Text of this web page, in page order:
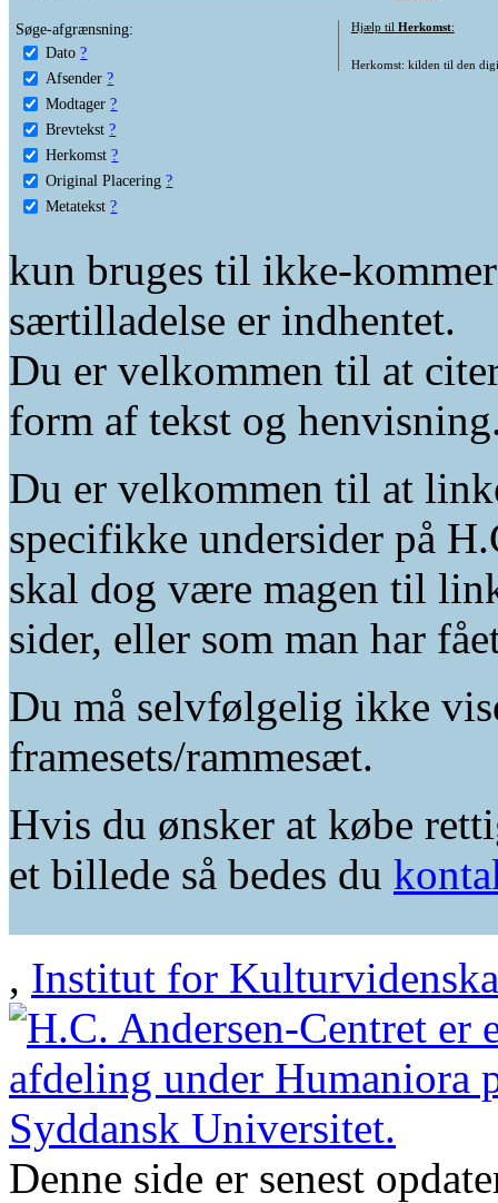
Søge-afgrænsning:
Dato ?
Afsender ?
Modtager ?
Brevtekst ?
Herkomst ?
Original Placering ?
Metatekst ?
Hjælp til Herkomst:
Herkomst: kilden til den
kun bruges til ikke-
særtilladelse er indhentet.
Du er velkommen til at
form af tekst og
Du er velkommen til at
specifikke undersider på
skal dog være magen til
sider, eller som man har
Du må selvfølgelig ikke
framesets/rammesæt.
Hvis du ønsker at købe
et billede så bedes du
, Institut for
Denne side er senest